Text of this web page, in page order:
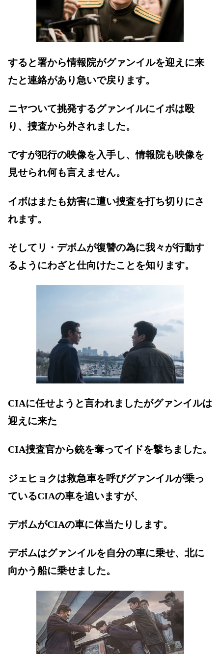
すると署から情報院がグァンイルを迎えに来
たと連絡があり急いで戻ります。
ニヤついて挑発するグァンイルにイボは殴
り、捜査から外されました。
ですが犯行の映像を入手し、情報院も映像を
見せられ何も言えません。
イボはまたも妨害に遭い捜査を打ち切りにさ
れます。
そしてリ・デボムが復讐の為に我々が行動す
るようにわざと仕向けたことを知ります。
CIAに任せようと言われましたがグァンイルは
迎えに来た
CIA捜査官から銃を奪ってイドを撃ちました。
ジェヒョクは救急車を呼びグァンイルが乗っ
ているCIAの車を追いますが、
デボムがCIAの車に体当たりします。
デボムはグァンイルを自分の車に乗せ、北に
向かう船に乗せました。